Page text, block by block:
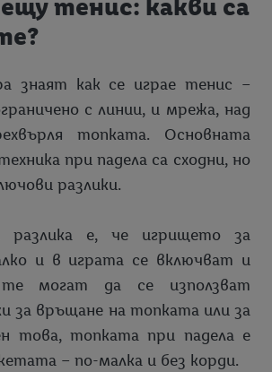
тенис: какви са
знаят как се играе тенис –
с линии, и мрежа, над
топката. Основната
при падела са сходни, но
разлики.
разлика е, че игрището за
и в играта се включват и
могат да се използват
за връщане на топката или за
това, топката при падела е
– по-малка и без корди.